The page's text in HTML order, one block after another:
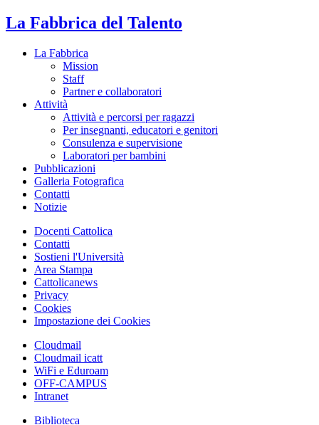
La Fabbrica del Talento
La Fabbrica
Mission
Staff
Partner e collaboratori
Attività
Attività e percorsi per ragazzi
Per insegnanti, educatori e genitori
Consulenza e supervisione
Laboratori per bambini
Pubblicazioni
Galleria Fotografica
Contatti
Notizie
Docenti Cattolica
Contatti
Sostieni l'Università
Area Stampa
Cattolicanews
Privacy
Cookies
Impostazione dei Cookies
Cloudmail
Cloudmail icatt
WiFi e Eduroam
OFF-CAMPUS
Intranet
Biblioteca